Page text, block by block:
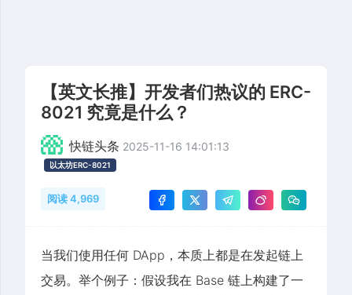
【英文长推】开发者们热议的 ERC-
8021 究竟是什么？
快链头条 2025-11-16 14:01:13
以太坊ERC-8021
阅读 4,969
当我们使用任何 DApp，本质上都是在发起链上
交易。举个例子：假设我在 Base 链上构建了一